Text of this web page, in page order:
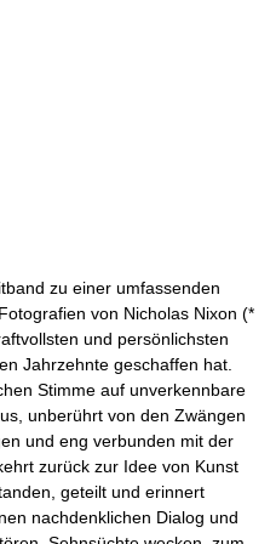
zu einer umfassenden
von Nicholas Nixon (*
und persönlichsten
Jahrzehnte geschaffen hat.
Stimme auf unverkennbare
unberührt von den Zwängen
und eng verbunden mit der
zurück zur Idee von Kunst
geteilt und erinnert
nachdenklichen Dialog und